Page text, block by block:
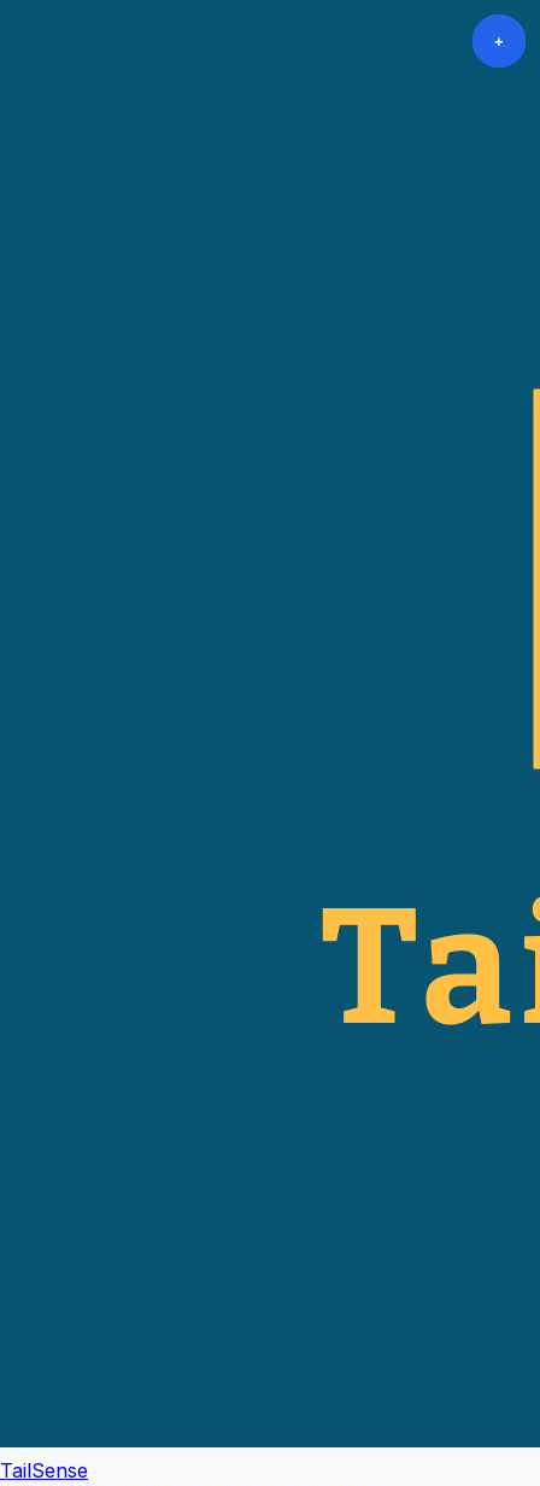
TailSense
+
+
+
+
+
+
+